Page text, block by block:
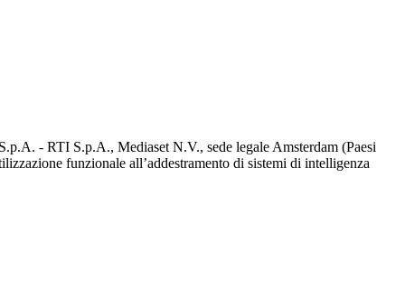
- RTI S.p.A., Mediaset N.V., sede legale Amsterdam (Paesi
funzionale all’addestramento di sistemi di intelligenza